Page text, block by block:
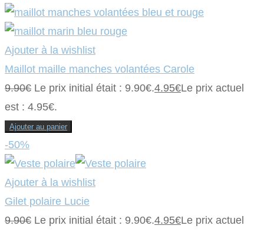
Ajouter à la wishlist
Maillot maille manches volantées Carole
9.90€ Le prix initial était : 9.90€.4.95€Le prix actuel
est : 4.95€.
Ajouter au panier
-50%
Ajouter à la wishlist
Gilet polaire Lucie
9.90€ Le prix initial était : 9.90€.4.95€Le prix actuel